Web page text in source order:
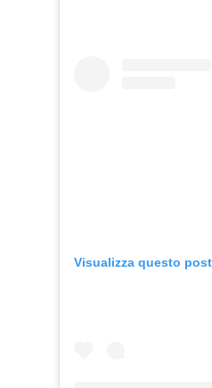
Visualizza questo